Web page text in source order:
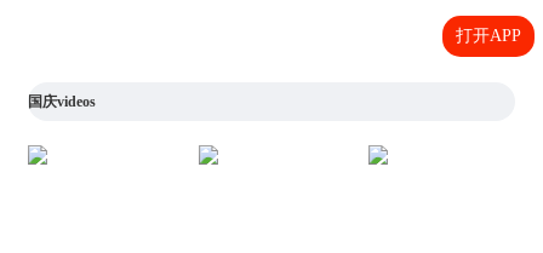
打开APP
国庆videos